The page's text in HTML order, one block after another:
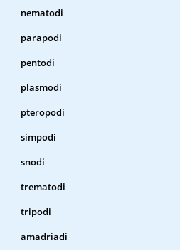
nematodi
parapodi
pentodi
plasmodi
pteropodi
simpodi
snodi
trematodi
tripodi
amadriadi